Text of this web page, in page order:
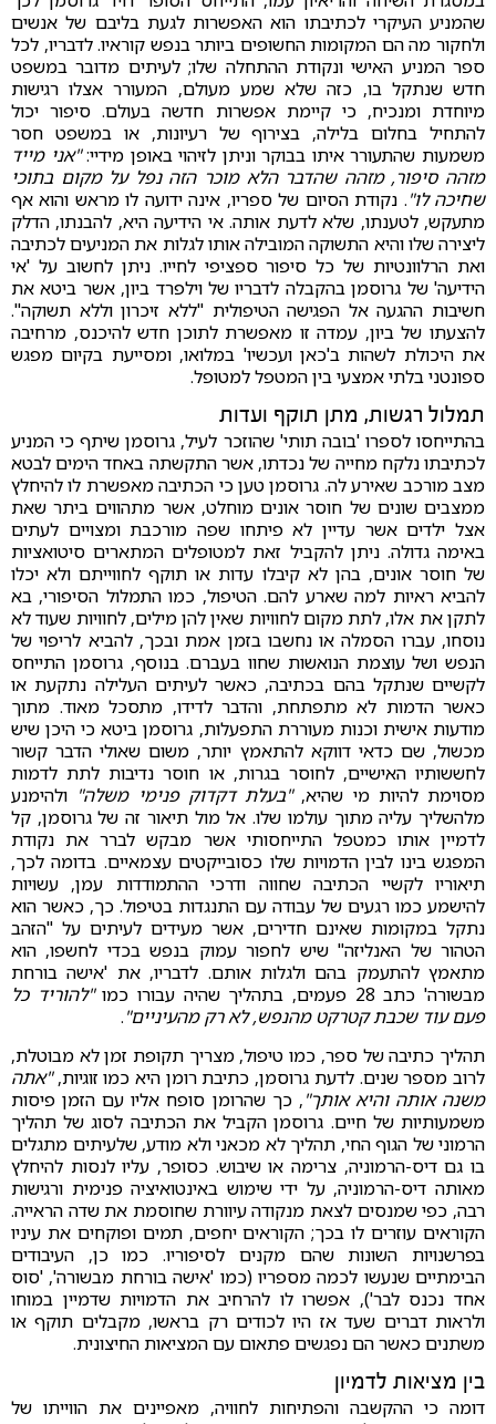
שהמניע העיקרי לכתיבתו הוא האפשרות לגעת בליבם של אנשים
ולחקור מה הם המקומות החשופים ביותר בנפש קוראיו. לדבריו, לכל
ספר המניע האישי ונקודת ההתחלה שלו; לעיתים מדובר במשפט
חדש שנתקל בו, כזה שלא שמע מעולם, המעורר אצלו רגישות
מיוחדת ומנכיח, כי קיימת אפשרות חדשה בעולם. סיפור יכול
להתחיל בחלום בלילה, בצירוף של רעיונות, או במשפט חסר
משמעות שהתעורר איתו בבוקר וניתן לזיהוי באופן מידיי:"אני מייד
מזהה סיפור, מזהה שהדבר הלא מוכר הזה נפל על מקום בתוכי
שחיכה לו". נקודת הסיום של ספריו, אינה ידועה לו מראש והוא אף
מתעקש, לטענתו, שלא לדעת אותה. אי הידיעה היא, להבנתו, הדלק
ליצירה שלו והיא התשוקה המובילה אותו לגלות את המניעים לכתיבה
ואת הרלוונטיות של כל סיפור ספציפי לחייו. ניתן לחשוב על 'אי
הידיעה' של גרוסמן בהקבלה לדבריו של וילפרד ביון, אשר ביטא את
חשיבות ההגעה אל הפגישה הטיפולית "ללא זיכרון וללא תשוקה".
להצעתו של ביון, עמדה זו מאפשרת לתוכן חדש להיכנס, מרחיבה
את היכולת לשהות ב'כאן ועכשיו' במלואו, ומסייעת בקיום מפגש
ספונטני בלתי אמצעי בין המטפל למטופל.
תמלול רגשות, מתן תוקף ועדות
בהתייחסו לספרו 'בובה תותי' שהוזכר לעיל, גרוסמן שיתף כי המניע
לכתיבתו נלקח מחייה של נכדתו, אשר התקשתה באחד הימים לבטא
מצב מורכב שאירע לה. גרוסמן טען כי הכתיבה מאפשרת לו להיחלץ
ממצבים שונים של חוסר אונים מוחלט, אשר מתהווים ביתר שאת
אצל ילדים אשר עדיין לא פיתחו שפה מורכבת ומצויים לעתים
באימה גדולה. ניתן להקביל זאת למטופלים המתארים סיטואציות
של חוסר אונים, בהן לא קיבלו עדות או תוקף לחווייתם ולא יכלו
להביא ראיות למה שארע להם. הטיפול, כמו התמלול הסיפורי, בא
לתקן את אלו, לתת מקום לחוויות שאין להן מילים, לחוויות שעוד לא
נוסחו, עברו הסמלה או נחשבו בזמן אמת ובכך, להביא לריפוי של
הנפש ושל עוצמת הנואשות שחוו בעברם. בנוסף, גרוסמן התייחס
לקשיים שנתקל בהם בכתיבה, כאשר לעיתים העלילה נתקעת או
כאשר הדמות לא מתפתחת, והדבר לדידו, מתסכל מאוד. מתוך
מודעות אישית וכנות מעוררת התפעלות, גרוסמן ביטא כי היכן שיש
מכשול, שם כדאי דווקא להתאמץ יותר, משום שאולי הדבר קשור
לחששותיו האישיים, לחוסר בגרות, או חוסר נדיבות לתת לדמות
מסוימת להיות מי שהיא,"בעלת דקדוק פנימי משלה" ולהימנע
מלהשליך עליה מתוך עולמו שלו. אל מול תיאור זה של גרוסמן, קל
לדמיין אותו כמטפל התייחסותי אשר מבקש לברר את נקודת
המפגש בינו לבין הדמויות שלו כסובייקטים עצמאיים. בדומה לכך,
תיאוריו לקשיי הכתיבה שחווה ודרכי ההתמודדות עמן, עשויות
להישמע כמו רגעים של עבודה עם התנגדות בטיפול. כך, כאשר הוא
נתקל במקומות שאינם חדירים, אשר מעידים לעיתים על "הזהב
הטהור של האנליזה" שיש לחפור עמוק בנפש בכדי לחשפו, הוא
מתאמץ להתעמק בהם ולגלות אותם. לדבריו, את 'אישה בורחת
מבשורה' כתב 28 פעמים, בתהליך שהיה עבורו כמו
"להוריד כל
פעם עוד שכבת קטרקט מהנפש, לא רק מהעיניים".
תהליך כתיבה של ספר, כמו טיפול, מצריך תקופת זמן לא מבוטלת,
לרוב מספר שנים. לדעת גרוסמן, כתיבת רומן היא כמו זוגיות,"אתה
משנה אותה והיא אותך", כך שהרומן סופח אליו עם הזמן פיסות
משמעותיות של חיים. גרוסמן הקביל את הכתיבה לסוג של תהליך
הרמוני של הגוף החי, תהליך לא מכאני ולא מודע, שלעיתים מתגלים
בו גם דיס-הרמוניה, צרימה או שיבוש. כסופר, עליו לנסות להיחלץ
מאותה דיס-הרמוניה, על ידי שימוש באינטואיציה פנימית ורגישות
רבה, כפי שמנסים לצאת מנקודה עיוורת שחוסמת את שדה הראייה.
הקוראים עוזרים לו בכך; הקוראים יחפים, תמים ופוקחים את עיניו
בפרשנויות השונות שהם מקנים לסיפוריו. כמו כן, העיבודים
הבימתיים שנעשו לכמה מספריו (כמו 'אישה בורחת מבשורה', 'סוס
אחד נכנס לבר'), אפשרו לו להרחיב את הדמויות שדמיין במוחו
ולראות דברים שעד אז היו לכודים רק בראשו, מקבלים תוקף או
משתנים כאשר הם נפגשים פתאום עם המציאות החיצונית.
בין מציאות לדמיון
דומה כי ההקשבה והפתיחות לחוויה, מאפיינים את הווייתו של